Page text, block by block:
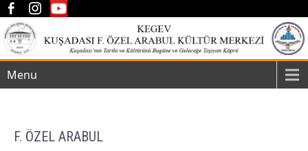
Menu
F. ÖZEL ARABUL